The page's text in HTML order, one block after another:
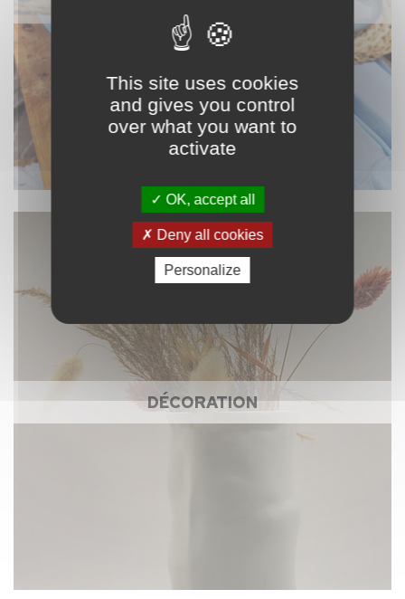
DÉCORATION
This site uses cookies
and gives you control
over what you want to
activate
OK, accept all
Deny all cookies
Personalize